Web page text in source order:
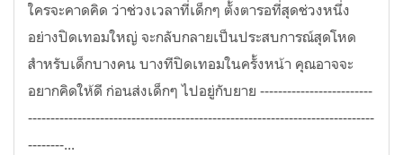
ใครจะคาดคิด ว่าช่วงเวลาที่เด็กๆ ตั้งตารอที่สุดช่วงหนึ่ง
อย่างปิดเทอมใหญ่ จะกลับกลายเป็นประสบการณ์สุดโหด
สำหรับเด็กบางคน บางทีปิดเทอมในครั้งหน้า คุณอาจจะ
อยากคิดให้ดี ก่อนส่งเด็กๆ ไปอยู่กับยาย -------------------------
-----------------------------------------------------------------------------
--------...